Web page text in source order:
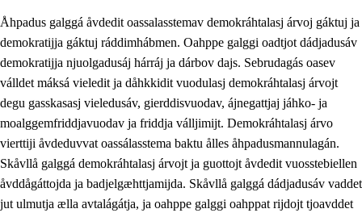
1. Åhpadusá árvvovuodo
1.1 Almasjárvvo
1.2 Identitiehtta ja kultuvralasj moattevuohta
Åhpadus galggá åvdedit oassalasstemav demokráhtalasj árvoj gáktuj ja
demokratijja gáktuj ráddimhábmen. Oahppe galggi oadtjot dádjadusáv
demokratijja njuolgadusáj hárráj ja dárbov dajs. Sebrudagás oasev
válldet máksá vieledit ja dåhkkidit vuodulasj demokráhtalasj árvojt
degu gasskasasj vieledusáv, gierddisvuodav, ájnegattjaj jáhko- ja
moalggemfriddjavuodav ja friddja válljimijt. Demokráhtalasj árvo
vierttiji åvdeduvvat oassálasstema baktu ålles åhpadusmannulagán.
Skåvllå galggá demokráhtalasj árvojt ja guottojt åvdedit vuosstebiellen
åvddågáttojda ja badjelgæhttjamijda. Skåvllå galggá dádjadusáv vaddet
jut ulmutja ælla avtalágátja, ja oahppe galggi oahppat rijdojt tjoavddet